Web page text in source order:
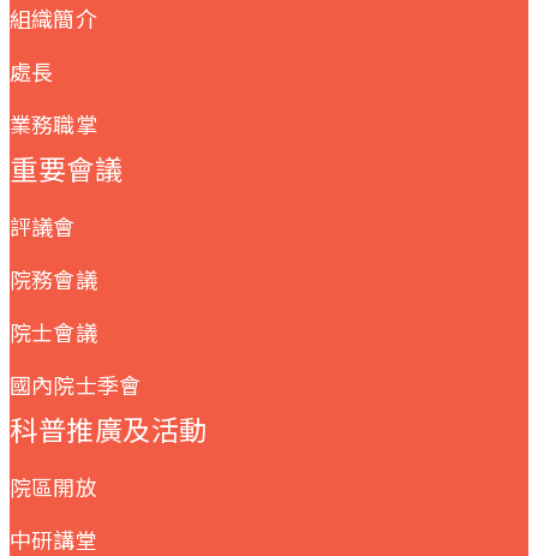
組織簡介
處長
業務職掌
重要會議
評議會
院務會議
院士會議
國內院士季會
科普推廣及活動
院區開放
中研講堂